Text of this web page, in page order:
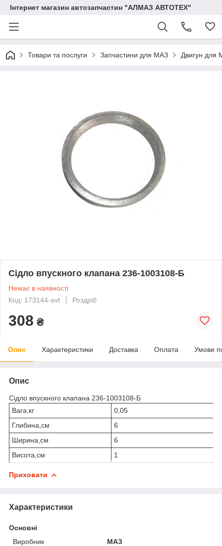
Інтернет магазин автозапчастин "АЛМАЗ АВТОТЕХ"
Товари та послуги Запчастини для МАЗ Двигун для
Сідло впускного клапана 236-1003108-Б
Немає в наявності
Код: 173144-avt
Роздріб
308 ₴
Опис Характеристики Доставка Оплата Умови
Опис
Сідло впускного клапана 236-1003108-Б
Вага,кг
0,05
Глибина,см
6
Ширина,см
6
Висота,см
1
Приховати
Характеристики
Основні
Виробник
МАЗ